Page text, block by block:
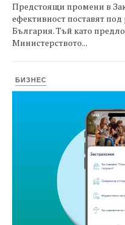
Предстоящи промени в
ефективност поставят
България. Тъй като
Министерството...
БИЗНЕС